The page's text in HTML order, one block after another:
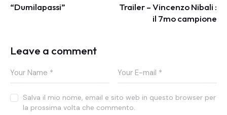
“Dumilapassi”
Trailer – Vincenzo Nibali :
il 7mo campione
Leave a comment
Salva il mio nome, email e sito web in questo browser per
la prossima volta che commento.